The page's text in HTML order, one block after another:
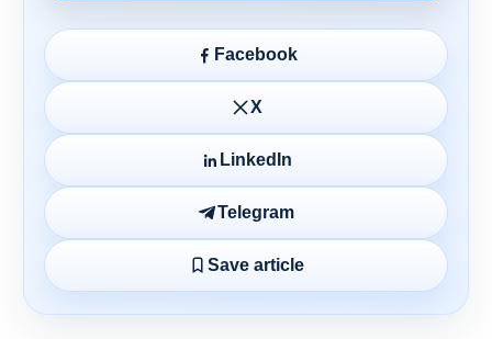
Facebook
X
LinkedIn
Telegram
Save article